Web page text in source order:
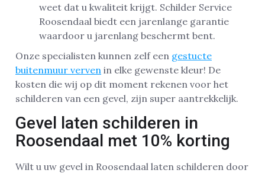
weet dat u kwaliteit krijgt. Schilder Service
Roosendaal biedt een jarenlange garantie
waardoor u jarenlang beschermt bent.
Onze specialisten kunnen zelf een gestucte
buitenmuur verven in elke gewenste kleur! De
kosten die wij op dit moment rekenen voor het
schilderen van een gevel, zijn super aantrekkelijk.
Gevel laten schilderen in
Roosendaal met 10% korting
Wilt u uw gevel in Roosendaal laten schilderen door